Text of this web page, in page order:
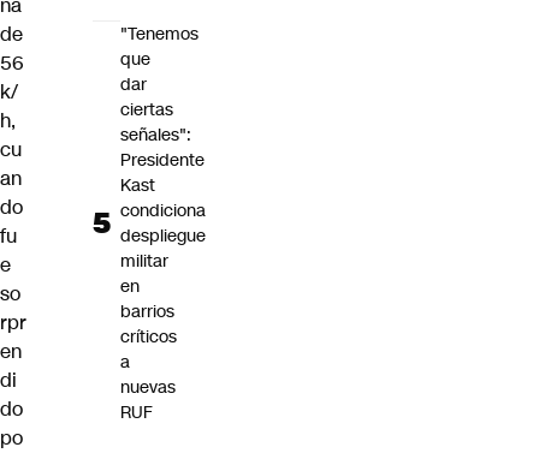
de
56
k/
h,
cu
an
do
fu
e
so
rpr
en
di
do
po
"Tenemos
que
dar
ciertas
señales":
Presidente
Kast
condiciona
despliegue
militar
en
barrios
críticos
a
nuevas
RUF